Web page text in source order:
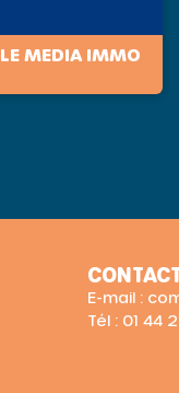
LE MEDIA IMMO
E-mail :
Tél : 01 44